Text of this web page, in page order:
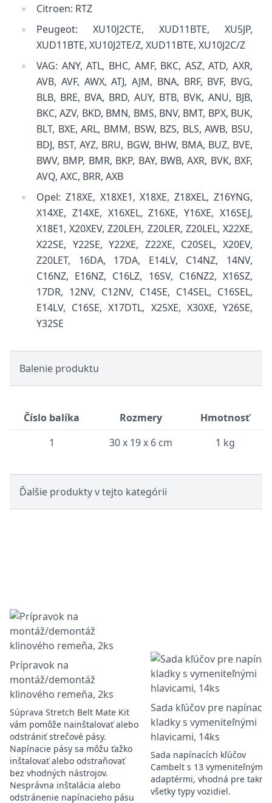
Citroen: RTZ
Peugeot: XU10J2CTE, XUD11BTE, XU5JP,
XUD11BTE, XU10J2TE/Z, XUD11BTE, XU10J2C/Z
VAG: ANY, ATL, BHC, AMF, BKC, ASZ, ATD, AXR,
AVB, AVF, AWX, ATJ, AJM, BNA, BRF, BVF, BVG,
BLB, BRE, BVA, BRD, AUY, BTB, BVK, ANU, BJB,
BKC, AZV, BKD, BMN, BMS, BNV, BMT, BPX, BUK,
BLT, BXE, ARL, BMM, BSW, BZS, BLS, AWB, BSU,
BDJ, BST, AYZ, BRU, BGW, BHW, BMA, BUZ, BVE,
BWV, BMP, BMR, BKP, BAY, BWB, AXR, BVK, BXF,
AVQ, AXC, BRR, AXB
Opel: Z18XE, X18XE1, X18XE, Z18XEL, Z16YNG,
X14XE, Z14XE, X16XEL, Z16XE, Y16XE, X16SEJ,
X18E1, X20XEV, Z20LEH, Z20LER, Z20LEL, X22XE,
X22SE, Y22SE, Y22XE, Z22XE, C20SEL, X20EV,
Z20LET, 16DA, 17DA, E14LV, C14NZ, 14NV,
C16NZ, E16NZ, C16LZ, 16SV, C16NZ2, X16SZ,
17DR, 12NV, C12NV, C14SE, C14SEL, C16SEL,
E14LV, C16SE, X17DTL, X25XE, X30XE, Y26SE,
Y32SE
Balenie produktu
Číslo balíka Rozmery
Hmotnosť
1
30 x 19 x 6 cm 1 kg
Ďalšie produkty v tejto kategórii
Prípravok na
montáž/demontáž
klinového remeňa, 2ks
Súprava Stretch Belt Mate Kit
vám pomôže nainštalovať alebo
odstrániť strečové pásy.
Napínacie pásy sa môžu ťažko
inštalovať alebo odstraňovať
bez vhodných nástrojov.
Nesprávna inštalácia alebo
odstránenie napínacieho pásu
Sada kľúčov pre napínacie
kladky s vymeniteľnými
hlavicami, 14ks
Sada napínacích kľúčov
Cambelt s 13 vymeniteľnými
adaptérmi, vhodná pre
všetky typy vozidiel.